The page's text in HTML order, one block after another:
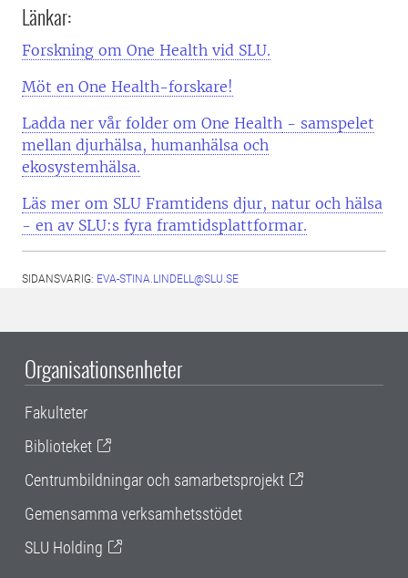
Länkar:
Forskning om One Health vid SLU.
Möt en One Health-forskare!
Ladda ner vår folder om One Health - samspelet
mellan djurhälsa, humanhälsa och
ekosystemhälsa.
Läs mer om SLU Framtidens djur, natur och hälsa
- en av SLU:s fyra framtidsplattformar.
SIDANSVARIG: EVA-STINA.LINDELL@SLU.SE
Organisationsenheter
Fakulteter
Biblioteket
Centrumbildningar och samarbetsprojekt
Gemensamma verksamhetsstödet
SLU Holding